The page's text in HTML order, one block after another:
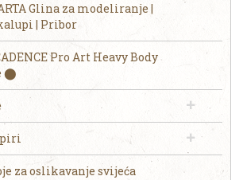
Glina za modeliranje |
| Pribor
Pro Art Heavy Body
⬤
za oslikavanje svijeća